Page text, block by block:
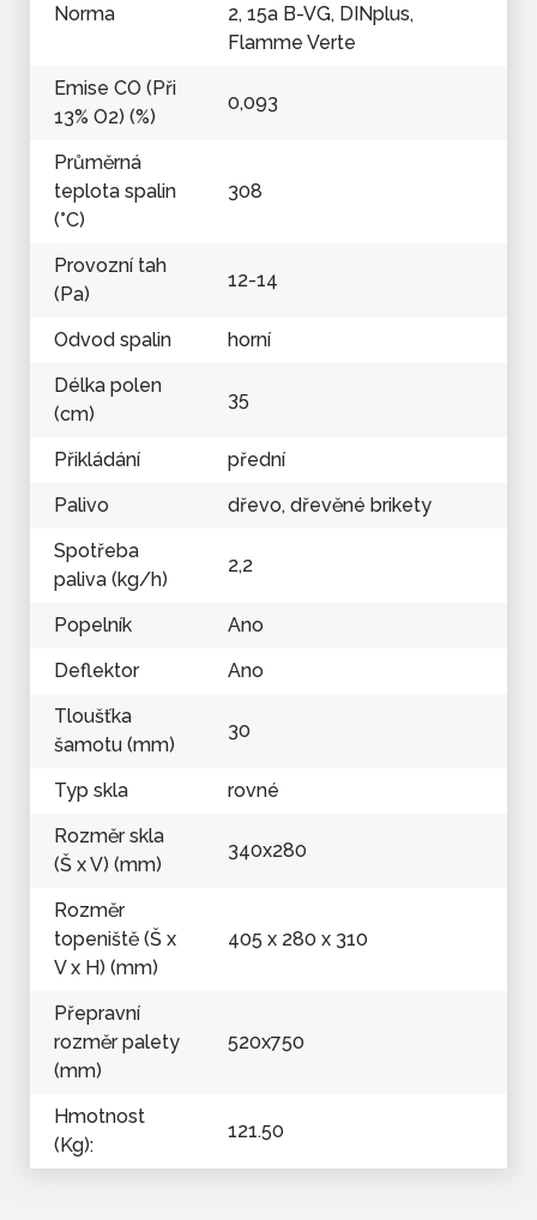
Norma
2, 15a B-VG, DINplus,
Flamme Verte
Emise CO (Při
13% O2) (%)
0,093
Průměrná
teplota spalin
(°C)
308
Provozní tah
(Pa)
12-14
Odvod spalin
horní
Délka polen
(cm)
35
Přikládání
přední
Palivo
dřevo, dřevěné brikety
Spotřeba
paliva (kg/h)
2,2
Popelník
Ano
Deflektor
Ano
Tloušťka
šamotu (mm)
30
Typ skla
rovné
Rozměr skla
(Š x V) (mm)
340x280
Rozměr
topeniště (Š x
V x H) (mm)
405 x 280 x 310
Přepravní
rozměr palety
(mm)
520x750
Hmotnost
(Kg):
121.50